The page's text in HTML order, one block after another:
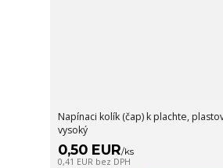
Napínaci kolík (čap) k plachte,
vysoký
0,50 EUR/ks
0,41 EUR bez DPH